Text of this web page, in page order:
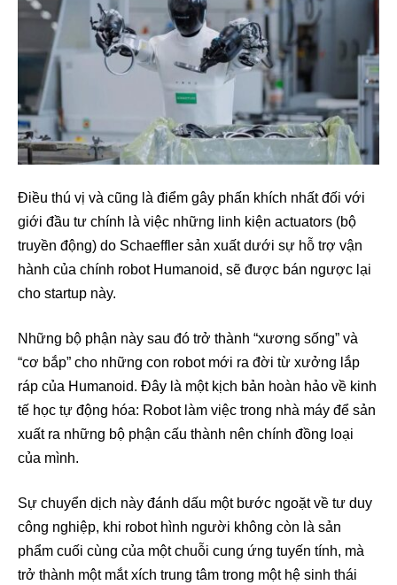
Điều thú vị và cũng là điểm gây phấn khích nhất đối với
giới đầu tư chính là việc những linh kiện actuators (bộ
truyền động) do Schaeffler sản xuất dưới sự hỗ trợ vận
hành của chính robot Humanoid, sẽ được bán ngược lại
cho startup này.
Những bộ phận này sau đó trở thành “xương sống” và
“cơ bắp” cho những con robot mới ra đời từ xưởng lắp
ráp của Humanoid. Đây là một kịch bản hoàn hảo về kinh
tế học tự động hóa: Robot làm việc trong nhà máy để sản
xuất ra những bộ phận cấu thành nên chính đồng loại
của mình.
Sự chuyển dịch này đánh dấu một bước ngoặt về tư duy
công nghiệp, khi robot hình người không còn là sản
phẩm cuối cùng của một chuỗi cung ứng tuyến tính, mà
trở thành một mắt xích trung tâm trong một hệ sinh thái